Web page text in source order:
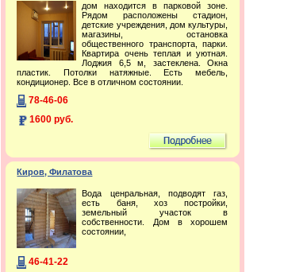
дом находится в парковой зоне.
Рядом расположены стадион,
детские учреждения, дом культуры,
магазины, остановка
общественного транспорта, парки.
Квартира очень теплая и уютная.
Лоджия 6,5 м, застеклена. Окна
пластик. Потолки натяжные. Есть мебель,
кондиционер. Все в отличном состоянии.
78-46-06
1600 руб.
Киров, Филатова
Вода ценральная, подводят газ,
есть баня, хоз постройки,
земельный участок в
собственности. Дом в хорошем
состоянии,
46-41-22